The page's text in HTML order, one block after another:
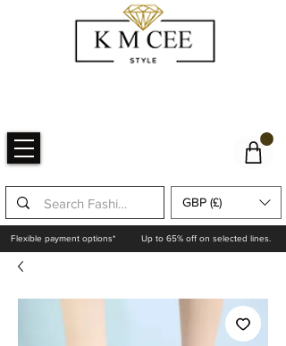
GBP (£)
Flexible payment options* Up to 65% off on selected lines.